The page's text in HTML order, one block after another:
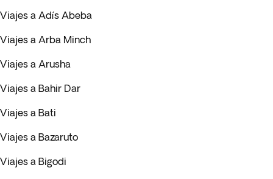
Viajes a Adís Abeba
Viajes a Arba Minch
Viajes a Arusha
Viajes a Bahir Dar
Viajes a Bati
Viajes a Bazaruto
Viajes a Bigodi